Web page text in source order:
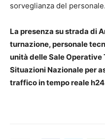
sorveglianza del personale.
La presenza su strada di
turnazione, personale
unità delle Sale Operative
Situazioni Nazionale per
traffico in tempo reale h24